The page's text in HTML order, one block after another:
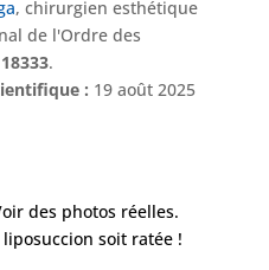
, chirurgien esthétique
de l'Ordre des
18333.
: 19 août 2025
des photos réelles.
soit ratée !